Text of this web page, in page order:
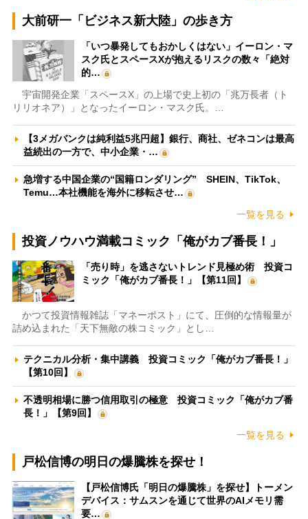
大前研一「ビジネス新大陸」の歩き方
「いつ暴発してもおかしくはない」イーロン・マ
スク氏とスペースXが抱えるリスクの数々「絶対
的…
宇宙開発企業「スペースX」の上場で史上初の「兆万長者（ト
リリオネア）」となったイーロン・マスク氏。…
【3メガバンクは純利益5兆円超】銀行、商社、ゼネコンは最高
益続出の一方で、中小企業・…
急増する中国企業の“国籍ロンダリング” SHEIN、TikTok、
Temu…本社機能を海外に移転させ…
一覧を見る
投資ノウハウ満載コミック「俺がカブ番長！」
「売り時」を逃さないトレンド見極め術 投資コ
ミック「俺がカブ番長！」【第11回】
かつて投資情報雑誌「マネーポスト」にて、圧倒的な情報量が
詰め込まれた「天下無敵の株コミック」とし…
テクニカル分析・集中講義 投資コミック「俺がカブ番長！」
【第10回】
不透明相場に勝つ信用取引の極意 投資コミック「俺がカブ番
長！」【第9回】
一覧を見る
戸松信博の明日の爆騰株を探せ！
【戸松信博氏「明日の爆騰株」を探せ】トーメン
デバイス：サムスンを通じて世界のAIメモリ需
要…